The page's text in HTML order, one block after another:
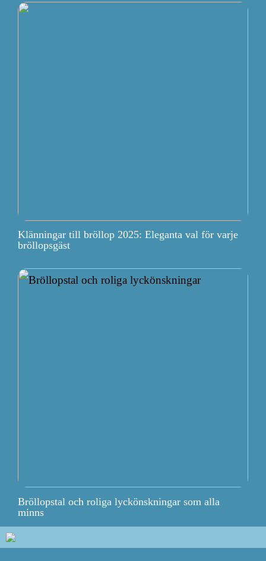
Klänningar till bröllop 2025: Eleganta val för varje
bröllopsgäst
Bröllopstal och roliga lyckönskningar som alla
minns